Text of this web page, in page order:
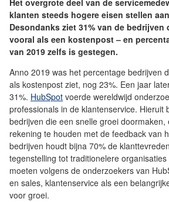
Het overgrote deel van de
klanten steeds hogere eisen stellen
Desondanks ziet 31% van de bedrijven
vooral als een kostenpost – en
van 2019 zelfs is gestegen.
Anno 2019 was het percentage bedrijven
als kostenpost ziet, nog 23%. Een jaar
31%. HubSpot voerde wereldwijd
professionals in de klantenservice. Hieruit
bedrijven die een snelle groei doormaken,
rekening te houden met de feedback van
bedrijven houdt bijna 70% de
tegenstelling tot traditionelere
moeten volgens de onderzoekers van
en sales, klantenservice als een
voor groei.